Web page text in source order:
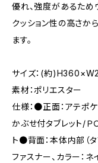
優れ、強度があるため
クッション性の高さか
ます。
サイズ：(約
素材：ポリエスター
仕様：●正面：アテポ
かぶせ付タブレット/Ｐ
ト●背面：本体内部（タ
ファスナー、カラー：ネ